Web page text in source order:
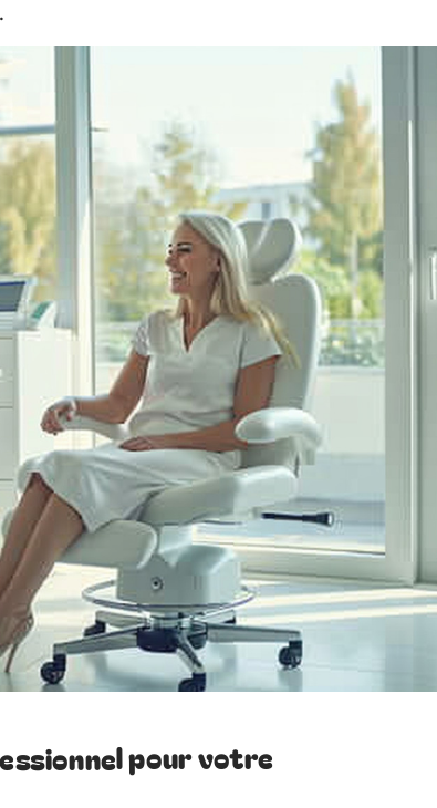
pour votre